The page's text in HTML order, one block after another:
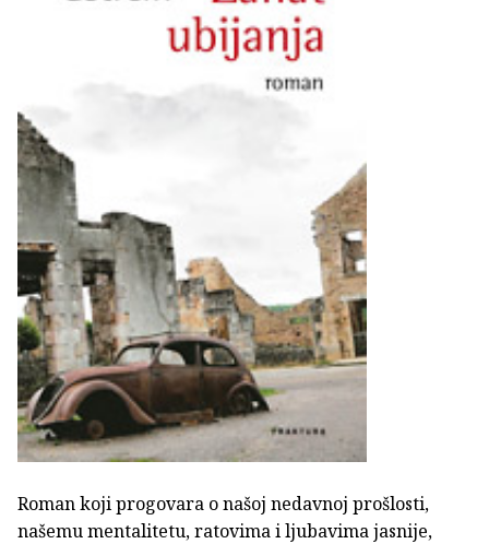
Roman koji progovara o našoj nedavnoj prošlosti,
našemu mentalitetu, ratovima i ljubavima jasnije,